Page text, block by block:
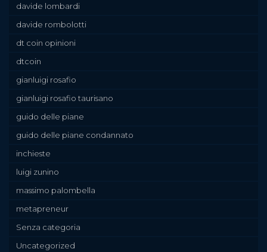
davide lombardi
davide rombolotti
dt coin opinioni
dtcoin
gianluigi rosafio
gianluigi rosafio taurisano
guido delle piane
guido delle piane condannato
inchieste
luigi zunino
massimo palombella
metapreneur
Senza categoria
Uncategorized